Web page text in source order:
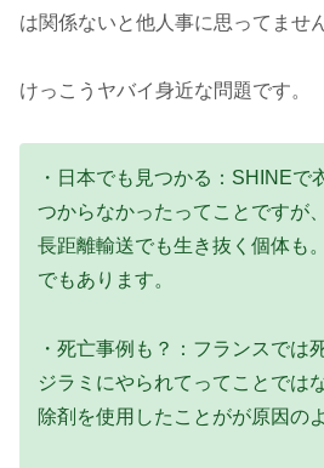
は関係ないと他人事に思ってませ
けっこうヤバイ身近な問題です。
・日本でも見つかる：SHINEで
つからなかったってことですが
長距離輸送でも生き抜く個体も
でもあります。
・死亡事例も？：フランスでは
ジラミにやられてってことでは
除剤を使用したことがが原因の